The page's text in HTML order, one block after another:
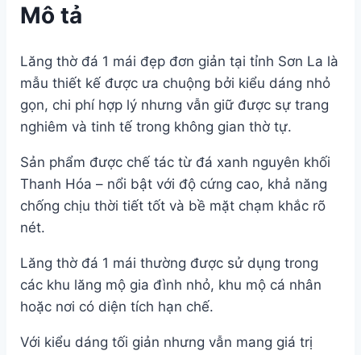
Mô tả
Lăng thờ đá 1 mái đẹp đơn giản tại tỉnh Sơn La là
mẫu thiết kế được ưa chuộng bởi kiểu dáng nhỏ
gọn, chi phí hợp lý nhưng vẫn giữ được sự trang
nghiêm và tinh tế trong không gian thờ tự.
Sản phẩm được chế tác từ đá xanh nguyên khối
Thanh Hóa – nổi bật với độ cứng cao, khả năng
chống chịu thời tiết tốt và bề mặt chạm khắc rõ
nét.
Lăng thờ đá 1 mái thường được sử dụng trong
các khu lăng mộ gia đình nhỏ, khu mộ cá nhân
hoặc nơi có diện tích hạn chế.
Với kiểu dáng tối giản nhưng vẫn mang giá trị